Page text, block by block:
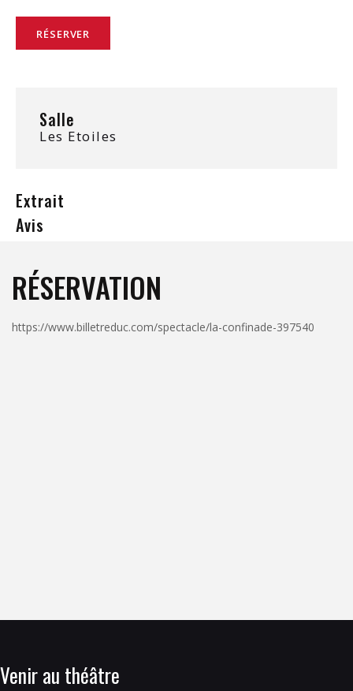
RÉSERVER
Salle
Les Etoiles
Extrait
Avis
RÉSERVATION
https://www.billetreduc.com/spectacle/la-confinade-397540
Venir au théâtre